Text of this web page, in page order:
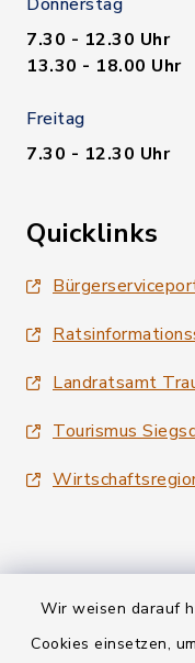
Wir weisen darauf
Cookies einsetzen,
7.30 - 12.30 Uhr
13.30 - 18.00 Uhr
Freitag
7.30 - 12.30 Uhr
Quicklinks
Landratsamt
Tourismus